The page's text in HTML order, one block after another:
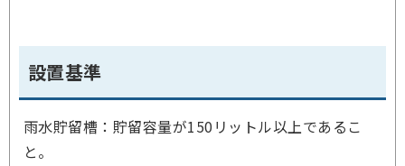
設置基準
雨水貯留槽：貯留容量が150リットル以上であるこ
と。